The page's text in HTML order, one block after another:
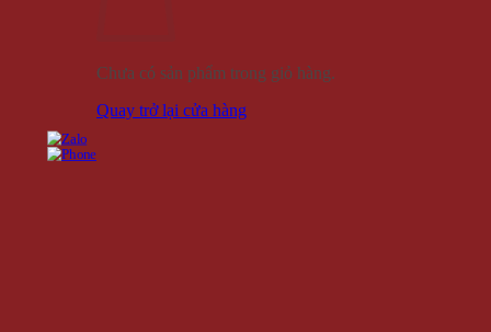
Chưa có sản phẩm trong giỏ hàng.
Quay trở lại cửa hàng